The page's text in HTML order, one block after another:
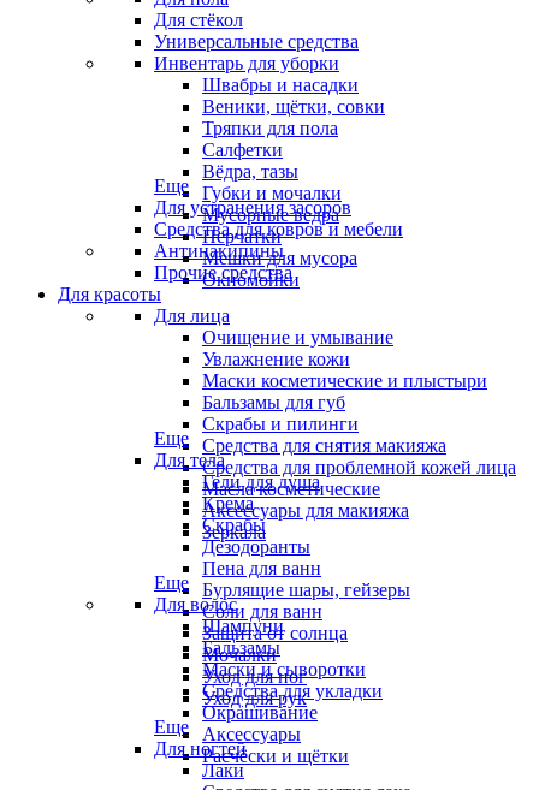
Для стёкол
Универсальные средства
Инвентарь для уборки
Швабры и насадки
Веники, щётки, совки
Тряпки для пола
Салфетки
Вёдра, тазы
Губки и мочалки
Мусорные ведра
Перчатки
Мешки для мусора
Окномойки
Еще
Для устранения засоров
Средства для ковров и мебели
Антинакипины
Прочие средства
Для красоты
Для лица
Очищение и умывание
Увлажнение кожи
Маски косметические и плыстыри
Бальзамы для губ
Скрабы и пилинги
Средства для снятия макияжа
Средства для проблемной кожей лица
Масла косметические
Аксессуары для макияжа
Зеркала
Еще
Для тела
Гели для душа
Крема
Скрабы
Дезодоранты
Пена для ванн
Бурлящие шары, гейзеры
Соли для ванн
Защита от солнца
Мочалки
Уход для ног
Уход для рук
Еще
Для волос
Шампуни
Бальзамы
Маски и сыворотки
Средства для укладки
Окрашивание
Аксессуары
Расчёски и щётки
Еще
Для ногтей
Лаки